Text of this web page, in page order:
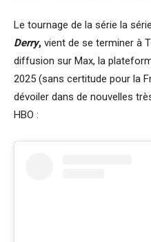
Le tournage de la série la
Derry, vient de se terminer à
diffusion sur Max, la
2025 (sans certitude pour la
dévoiler dans de nouvelles
HBO :